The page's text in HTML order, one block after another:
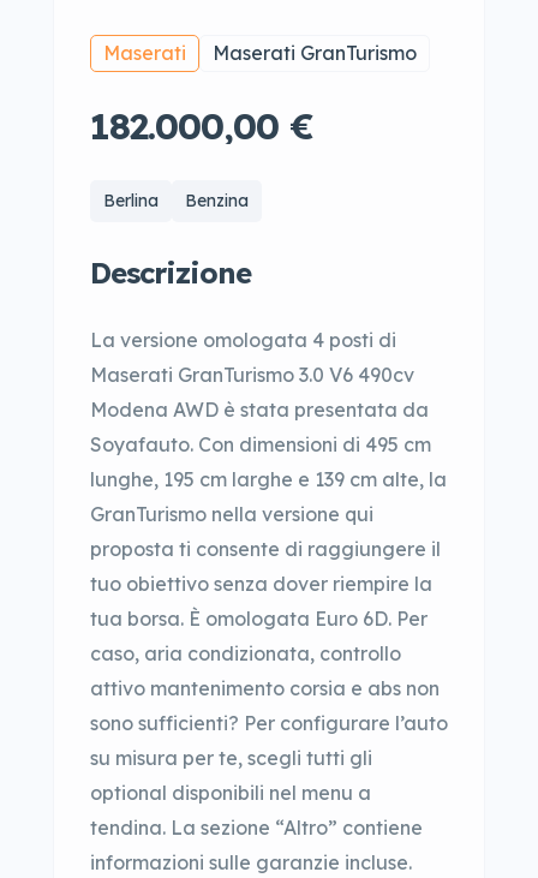
Maserati Maserati GranTurismo
182.000,00 €
Berlina Benzina
Descrizione
La versione omologata 4 posti di
Maserati GranTurismo 3.0 V6 490cv
Modena AWD è stata presentata da
Soyafauto. Con dimensioni di 495 cm
lunghe, 195 cm larghe e 139 cm alte, la
GranTurismo nella versione qui
proposta ti consente di raggiungere il
tuo obiettivo senza dover riempire la
tua borsa. È omologata Euro 6D. Per
caso, aria condizionata, controllo
attivo mantenimento corsia e abs non
sono sufficienti? Per configurare l’auto
su misura per te, scegli tutti gli
optional disponibili nel menu a
tendina. La sezione “Altro” contiene
informazioni sulle garanzie incluse.